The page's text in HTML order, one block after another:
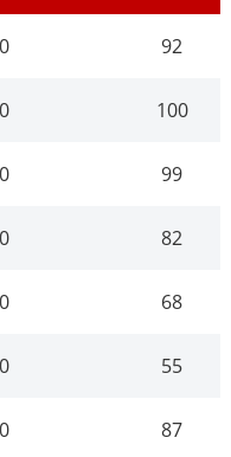
92
100
99
82
68
55
87